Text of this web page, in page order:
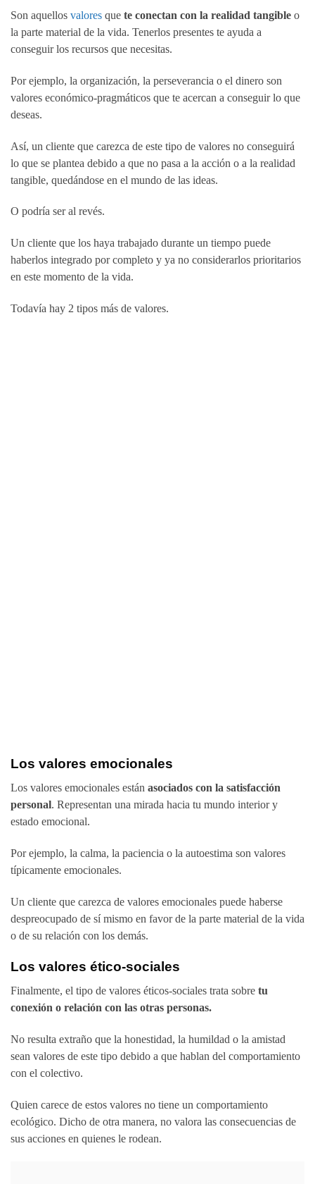
Son aquellos valores que te conectan con la realidad tangible o
la parte material de la vida. Tenerlos presentes te ayuda a
conseguir los recursos que necesitas.
Por ejemplo, la organización, la perseverancia o el dinero son
valores económico-pragmáticos que te acercan a conseguir lo que
deseas.
Así, un cliente que carezca de este tipo de valores no conseguirá
lo que se plantea debido a que no pasa a la acción o a la realidad
tangible, quedándose en el mundo de las ideas.
O podría ser al revés.
Un cliente que los haya trabajado durante un tiempo puede
haberlos integrado por completo y ya no considerarlos prioritarios
en este momento de la vida.
Todavía hay 2 tipos más de valores.
Los valores emocionales
Los valores emocionales están asociados con la satisfacción
personal. Representan una mirada hacia tu mundo interior y
estado emocional.
Por ejemplo, la calma, la paciencia o la autoestima son valores
típicamente emocionales.
Un cliente que carezca de valores emocionales puede haberse
despreocupado de sí mismo en favor de la parte material de la vida
o de su relación con los demás.
Los valores ético-sociales
Finalmente, el tipo de valores éticos-sociales trata sobre tu
conexión o relación con las otras personas.
No resulta extraño que la honestidad, la humildad o la amistad
sean valores de este tipo debido a que hablan del comportamiento
con el colectivo.
Quien carece de estos valores no tiene un comportamiento
ecológico. Dicho de otra manera, no valora las consecuencias de
sus acciones en quienes le rodean.